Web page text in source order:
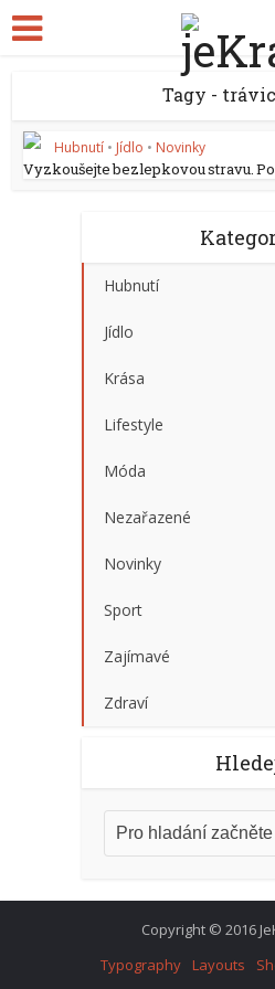
Tagy -
Hubnutí • Jídlo • Novinky
Vyzkoušejte bezlepkovou stravu.
Hubnutí
Jídlo
Krása
Lifestyle
Móda
Nezařazené
Novinky
Sport
Zajímavé
Zdraví
Copyright © 2016
Typography
Layouts